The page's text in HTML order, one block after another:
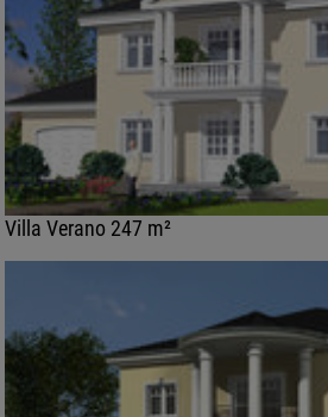
Villa Verano 247 m²